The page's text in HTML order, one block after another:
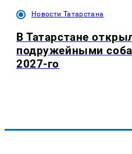
Новости Татарстана
В Татарстане
подружейными
2027-го